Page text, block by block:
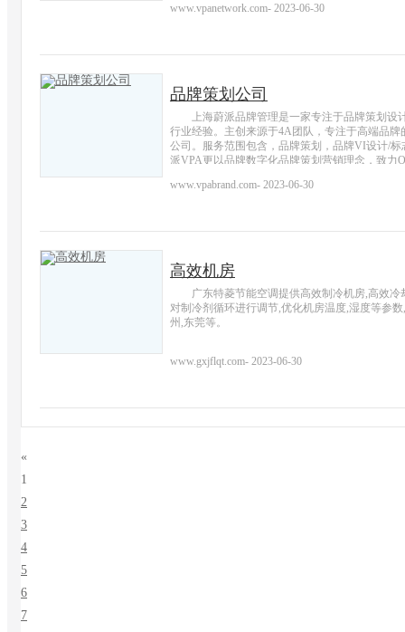
www.vpanetwork.com- 2023-06-30
品牌策划公司
上海蔚派品牌管理是一家专注于品牌策划
行业经验。主创来源于4A团队，专注于高端品
公司。服务范围包含，品牌策划，品牌VI设计/
派VPA更以品牌数字化品牌策划营销理念，致力
www.vpabrand.com- 2023-06-30
高效机房
广东特菱节能空调提供高效制冷机房,高效
对制冷剂循环进行调节,优化机房温度,湿度等参
州,东莞等。
www.gxjflqt.com- 2023-06-30
«
1
2
3
4
5
6
7